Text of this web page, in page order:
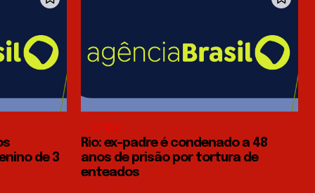
de 3
JUSTIÇA
Rio: ex-padre é condenado a 48
anos de prisão por tortura de
enteados